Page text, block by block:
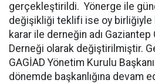
gerçekleştirildi. Yönerge ile
değişikliği teklifi ise oy birliğiyle
karar ile derneğin adı Gaziantep
Derneği olarak değiştirilmiştir.
GAGİAD Yönetim Kurulu
dönemde başkanlığına devam